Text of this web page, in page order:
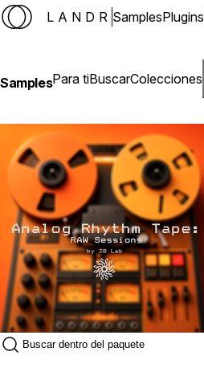
LANDR SamplesPlugins
SamplesPara tiBuscarColecciones